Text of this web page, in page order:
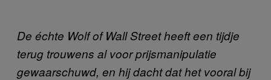
De échte Wolf of Wall Street heeft een tijdje
terug trouwens al voor prijsmanipulatie
gewaarschuwd, en hij dacht dat het vooral bij